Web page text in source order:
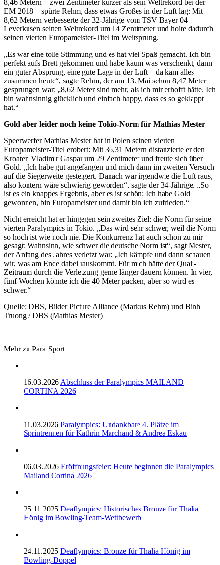
8,46 Metern – zwei Zentimeter kürzer als sein Weltrekord bei der
EM 2018 – spürte Rehm, dass etwas Großes in der Luft lag: Mit
8,62 Metern verbesserte der 32-Jährige vom TSV Bayer 04
Leverkusen seinen Weltrekord um 14 Zentimeter und holte dadurch
seinen vierten Europameister-Titel im Weitsprung.
„Es war eine tolle Stimmung und es hat viel Spaß gemacht. Ich bin
perfekt aufs Brett gekommen und habe kaum was verschenkt, dann
ein guter Absprung, eine gute Lage in der Luft – da kam alles
zusammen heute“, sagte Rehm, der am 13. Mai schon 8,47 Meter
gesprungen war: „8,62 Meter sind mehr, als ich mir erhofft hätte. Ich
bin wahnsinnig glücklich und einfach happy, dass es so geklappt
hat.“
Gold aber leider noch keine Tokio-Norm für Mathias Mester
Speerwerfer Mathias Mester hat in Polen seinen vierten
Europameister-Titel erobert: Mit 36,31 Metern distanzierte er den
Kroaten Vladimir Gaspar um 29 Zentimeter und freute sich über
Gold. „Ich habe gut angefangen und mich dann im zweiten Versuch
auf die Siegerweite gesteigert. Danach war irgendwie die Luft raus,
also kontern wäre schwierig geworden“, sagte der 34-Jährige. „So
ist es ein knappes Ergebnis, aber es ist schön: Ich habe Gold
gewonnen, bin Europameister und damit bin ich zufrieden.“
Nicht erreicht hat er hingegen sein zweites Ziel: die Norm für seine
vierten Paralympics in Tokio. „Das wird sehr schwer, weil die Norm
so hoch ist wie noch nie. Die Konkurrenz hat auch schon zu mir
gesagt: Wahnsinn, wie schwer die deutsche Norm ist“, sagt Mester,
der Anfang des Jahres verletzt war: „Ich kämpfe und dann schauen
wir, was am Ende dabei rauskommt. Für mich hätte der Quali-
Zeitraum durch die Verletzung gerne länger dauern können. In vier,
fünf Wochen könnte ich die 40 Meter packen, aber so wird es
schwer.“
Quelle: DBS, Bilder Picture Alliance (Markus Rehm) und Binh
Truong / DBS (Mathias Mester)
Mehr zu Para-Sport
16.03.2026 Abschluss der Paralympics MAILAND
CORTINA 2026
11.03.2026 Paralympics: Undankbare 4. Plätze im
Sprintrennen für Kathrin Marchand & Andrea Eskau
06.03.2026 Eröffnungsfeier: Heute beginnen die Paralympics
Mailand Cortina 2026
25.11.2025 Deaflympics: Historisches Bronze für Thalia
Hönig im Bowling-Team-Wettbewerb
24.11.2025 Deaflympics: Bronze für Thalia Hönig im
Bowling-Doppel